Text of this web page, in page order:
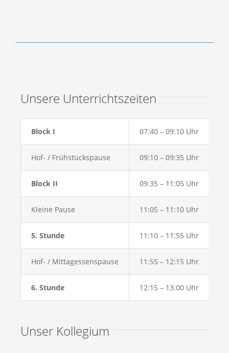
Unsere Unterrichtszeiten
Block I 07:40 – 09:10 Uhr
Hof- / Frühstückspause 09:10 – 09:35 Uhr
Block II 09:35 – 11:05 Uhr
Kleine Pause 11:05 – 11:10 Uhr
5. Stunde 11:10 – 11:55 Uhr
Hof- / Mittagessenspause 11:55 – 12:15 Uhr
6. Stunde 12:15 – 13:00 Uhr
Unser Kollegium